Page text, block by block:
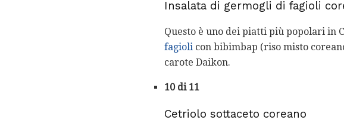
Insalata di germogli di fagioli
Questo è uno dei piatti più popolari in
fagioli con bibimbap (riso misto
carote Daikon.
10 di 11
Cetriolo sottaceto coreano